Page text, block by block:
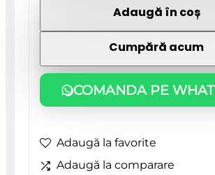
COMANDA PE
vidia,
73
mm,
Pro
Adaugă în coș
Cumpără acum
Adaugă la favorite
Adaugă la comparare